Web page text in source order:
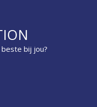
bij jou?